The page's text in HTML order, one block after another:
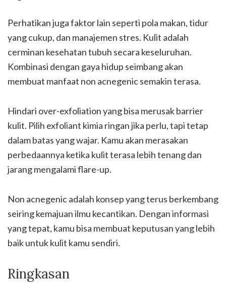
Perhatikan juga faktor lain seperti pola makan, tidur
yang cukup, dan manajemen stres. Kulit adalah
cerminan kesehatan tubuh secara keseluruhan.
Kombinasi dengan gaya hidup seimbang akan
membuat manfaat non acnegenic semakin terasa.
Hindari over-exfoliation yang bisa merusak barrier
kulit. Pilih exfoliant kimia ringan jika perlu, tapi tetap
dalam batas yang wajar. Kamu akan merasakan
perbedaannya ketika kulit terasa lebih tenang dan
jarang mengalami flare-up.
Non acnegenic adalah konsep yang terus berkembang
seiring kemajuan ilmu kecantikan. Dengan informasi
yang tepat, kamu bisa membuat keputusan yang lebih
baik untuk kulit kamu sendiri.
Ringkasan